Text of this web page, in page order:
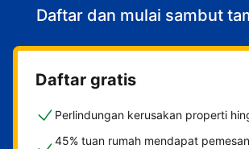
Daftar dan mulai sambut
Daftar gratis
Perlindungan kerusakan properti
45% tuan rumah mendapat